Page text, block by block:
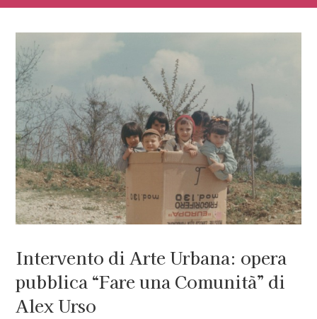
Ingrandisci
immagine
Intervento di Arte Urbana: opera
pubblica “Fare una Comunità” di
Alex Urso